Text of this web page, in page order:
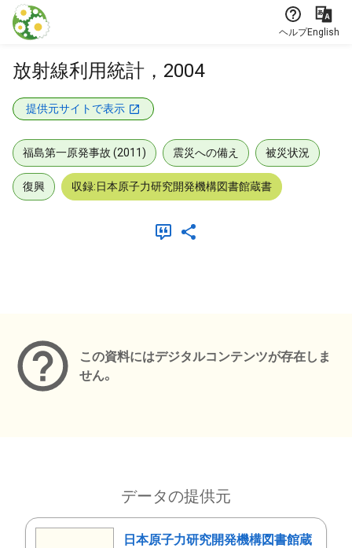
本文に飛ぶ
ヘルプEnglish
放射線利用統計，2004
提供元サイトで表示
福島第一原発事故 (2011) 震災への備え 被災状況
復興 収録:日本原子力研究開発機構図書館蔵書
この資料にはデジタルコンテンツが存在しま
せん。
データの提供元
日本原子力研究開発機構図書館蔵